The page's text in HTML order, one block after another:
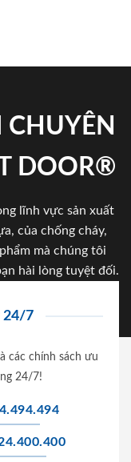
DOOR®
lĩnh vực sản xuất
của chống cháy,
mà chúng tôi
hài lòng tuyệt đối.
24/7
các chính sách ưu
24/7!